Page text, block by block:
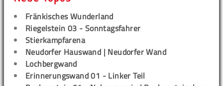
Fränkisches Wunderland
Riegelstein 03 - Sonntagsfahrer
Stierkampfarena
Neudorfer Hauswand | Neudorfer Wand
Lochbergwand
Erinnerungswand 01 - Linker Teil